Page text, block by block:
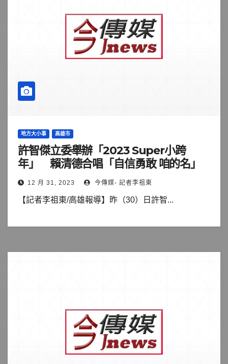
地方大小事 高雄市
許智傑立委舉辦「2023 Super小跨
年」 賴清德合唱「自信勇敢 咱的名」
12 月 31, 2023 今傳媒- 記者李祖東
【記者李祖東/高雄報導】昨（30）日許智...